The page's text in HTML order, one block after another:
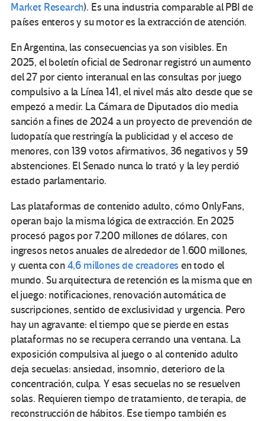
Market Research). Es una industria comparable al PBI de
países enteros y su motor es la extracción de atención.
En Argentina, las consecuencias ya son visibles. En
2025, el boletín oficial de Sedronar registró un aumento
del 27 por ciento interanual en las consultas por juego
compulsivo a la Línea 141, el nivel más alto desde que se
empezó a medir. La Cámara de Diputados dio media
sanción a fines de 2024 a un proyecto de prevención de
ludopatía que restringía la publicidad y el acceso de
menores, con 139 votos afirmativos, 36 negativos y 59
abstenciones. El Senado nunca lo trató y la ley perdió
estado parlamentario.
Las plataformas de contenido adulto, cómo OnlyFans,
operan bajo la misma lógica de extracción. En 2025
procesó pagos por 7.200 millones de dólares, con
ingresos netos anuales de alrededor de 1.600 millones,
y cuenta con4,6 millones de creadores en todo el
mundo. Su arquitectura de retención es la misma que en
el juego: notificaciones, renovación automática de
suscripciones, sentido de exclusividad y urgencia. Pero
hay un agravante: el tiempo que se pierde en estas
plataformas no se recupera cerrando una ventana. La
exposición compulsiva al juego o al contenido adulto
deja secuelas: ansiedad, insomnio, deterioro de la
concentración, culpa. Y esas secuelas no se resuelven
solas. Requieren tiempo de tratamiento, de terapia, de
reconstrucción de hábitos. Ese tiempo también es